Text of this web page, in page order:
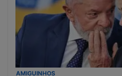
AMIGUINHOS